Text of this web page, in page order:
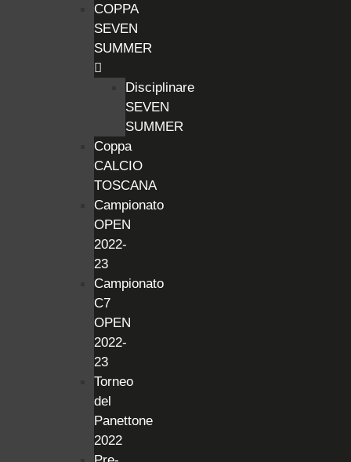
COPPA
SEVEN
SUMMER
Disciplinare
SEVEN
SUMMER
Coppa
CALCIO
TOSCANA
Campionato
OPEN
2022-
23
Campionato
C7
OPEN
2022-
23
Torneo
del
Panettone
2022